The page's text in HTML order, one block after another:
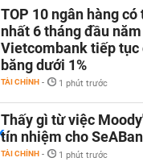
TOP 10 ngân hàng
nhất 6 tháng đầu
Vietcombank tiếp tục
băng dưới 1%
TÀI CHÍNH - 1 phút trước
Thấy gì từ việc
tín nhiệm cho
TÀI CHÍNH - 1 phút trước